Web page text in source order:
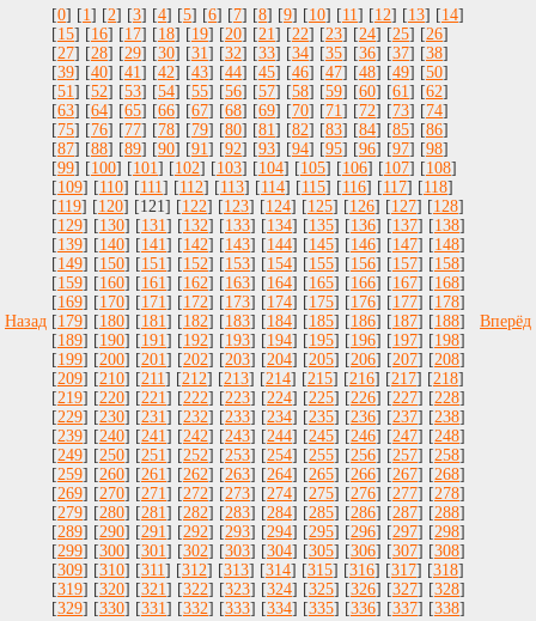
Назад
[0] [1] [2] [3] [4] [5] [6] [7] [8] [9] [10] [11] [12] [13] [14]
[15] [16] [17] [18] [19] [20] [21] [22] [23] [24] [25] [26]
[27] [28] [29] [30] [31] [32] [33] [34] [35] [36] [37] [38]
[39] [40] [41] [42] [43] [44] [45] [46] [47] [48] [49] [50]
[51] [52] [53] [54] [55] [56] [57] [58] [59] [60] [61] [62]
[63] [64] [65] [66] [67] [68] [69] [70] [71] [72] [73] [74]
[75] [76] [77] [78] [79] [80] [81] [82] [83] [84] [85] [86]
[87] [88] [89] [90] [91] [92] [93] [94] [95] [96] [97] [98]
[99] [100] [101] [102] [103] [104] [105] [106] [107] [108]
[109] [110] [111] [112] [113] [114] [115] [116] [117] [118]
[119] [120] [121] [122] [123] [124] [125] [126] [127] [128]
[129] [130] [131] [132] [133] [134] [135] [136] [137] [138]
[139] [140] [141] [142] [143] [144] [145] [146] [147] [148]
[149] [150] [151] [152] [153] [154] [155] [156] [157] [158]
[159] [160] [161] [162] [163] [164] [165] [166] [167] [168]
[169] [170] [171] [172] [173] [174] [175] [176] [177] [178]
[179] [180] [181] [182] [183] [184] [185] [186] [187] [188]
[189] [190] [191] [192] [193] [194] [195] [196] [197] [198]
[199] [200] [201] [202] [203] [204] [205] [206] [207] [208]
[209] [210] [211] [212] [213] [214] [215] [216] [217] [218]
[219] [220] [221] [222] [223] [224] [225] [226] [227] [228]
[229] [230] [231] [232] [233] [234] [235] [236] [237] [238]
[239] [240] [241] [242] [243] [244] [245] [246] [247] [248]
[249] [250] [251] [252] [253] [254] [255] [256] [257] [258]
[259] [260] [261] [262] [263] [264] [265] [266] [267] [268]
[269] [270] [271] [272] [273] [274] [275] [276] [277] [278]
[279] [280] [281] [282] [283] [284] [285] [286] [287] [288]
[289] [290] [291] [292] [293] [294] [295] [296] [297] [298]
[299] [300] [301] [302] [303] [304] [305] [306] [307] [308]
[309] [310] [311] [312] [313] [314] [315] [316] [317] [318]
[319] [320] [321] [322] [323] [324] [325] [326] [327] [328]
[329] [330] [331] [332] [333] [334] [335] [336] [337] [338]
Вперёд